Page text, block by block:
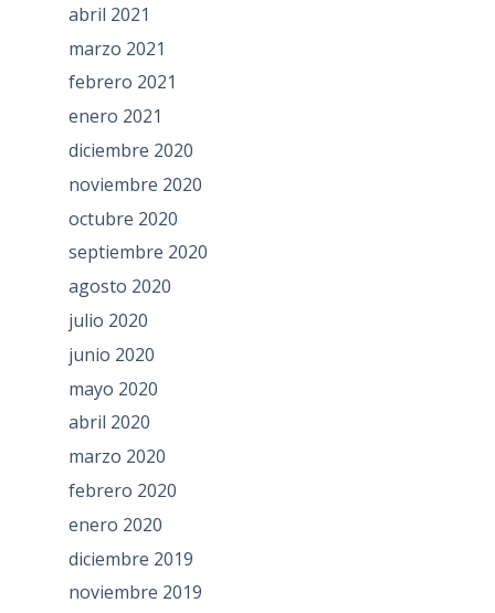
abril 2021
marzo 2021
febrero 2021
enero 2021
diciembre 2020
noviembre 2020
octubre 2020
septiembre 2020
agosto 2020
julio 2020
junio 2020
mayo 2020
abril 2020
marzo 2020
febrero 2020
enero 2020
diciembre 2019
noviembre 2019